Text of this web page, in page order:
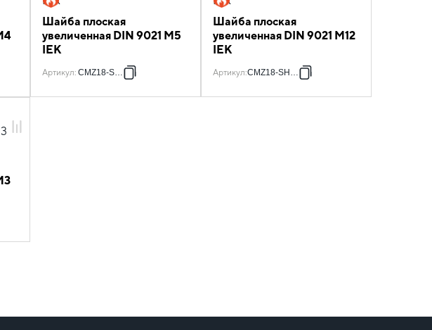
Шайба плоская
увеличенная DIN 9021 М5
IEK
Артикул: CMZ18-SH-5
Шайба плоская
увеличенная DIN 9021 М12
IEK
Артикул:CMZ18-SH-12